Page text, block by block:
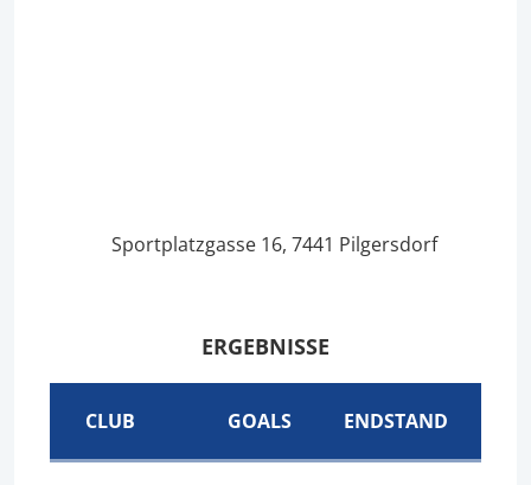
Sportplatzgasse 16, 7441 Pilgersdorf
ERGEBNISSE
CLUB GOALS ENDSTAND